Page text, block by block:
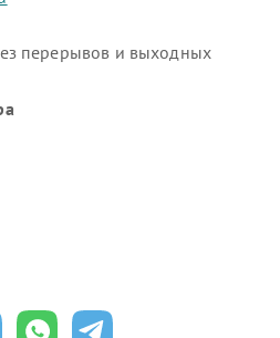
перерывов и выходных